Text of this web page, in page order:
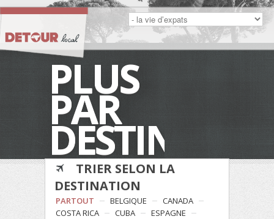
PLUS
PAR
TRIER SELON LA
DESTINATION
PARTOUT BELGIQUE
CANADA
COSTA RICA
CUBA
ESPAGNE